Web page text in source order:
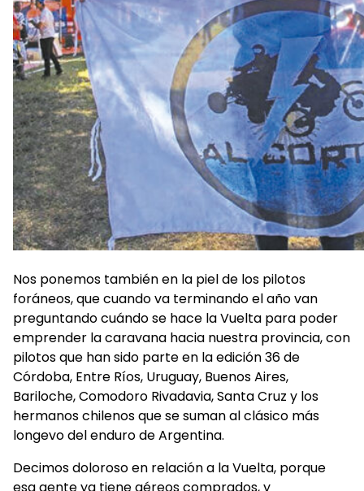
Nos ponemos también en la piel de los pilotos
foráneos, que cuando va terminando el año van
preguntando cuándo se hace la Vuelta para poder
emprender la caravana hacia nuestra provincia, con
pilotos que han sido parte en la edición 36 de
Córdoba, Entre Ríos, Uruguay, Buenos Aires,
Bariloche, Comodoro Rivadavia, Santa Cruz y los
hermanos chilenos que se suman al clásico más
longevo del enduro de Argentina.
Decimos doloroso en relación a la Vuelta, porque